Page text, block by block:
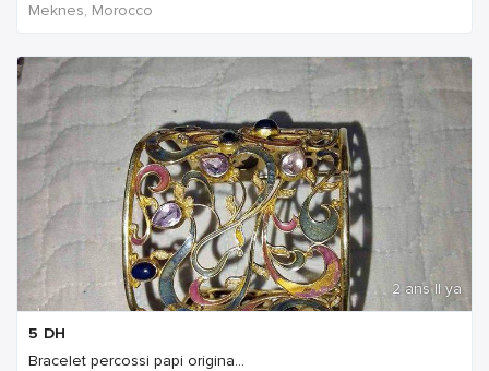
Meknes, Morocco
2 ans Il ya
5 DH
Bracelet percossi papi origina...